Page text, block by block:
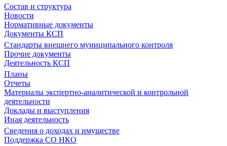
Состав и структура
Новости
Нормативные документы
Документы КСП
Стандарты внешнего муниципального контроля
Прочие документы
Деятельность КСП
Планы
Отчеты
Материалы экспертно-аналитической и контрольной
деятельности
Доклады и выступления
Иная деятельность
Сведения о доходах и имуществе
Поддержка СО НКО